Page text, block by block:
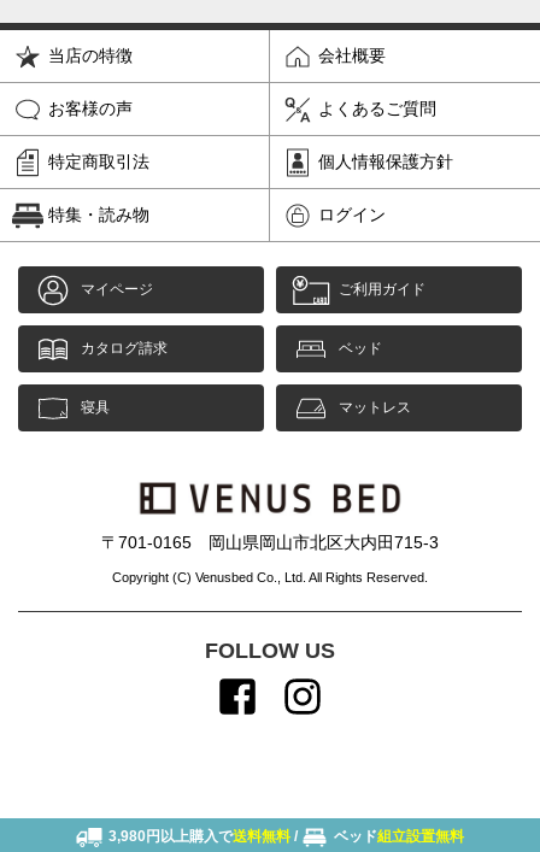
当店の特徴 会社概要
お客様の声 よくあるご質問
特定商取引法 個人情報保護方針
特集・読み物 ログイン
マイページ ご利用ガイド
カタログ請求 ベッド
寝具 マットレス
〒701-0165 岡山県岡山市北区大内田715-3
Copyright (C) Venusbed Co., Ltd. All Rights Reserved.
FOLLOW US
3,980円以上購入で送料無料 / ベッド組立設置無料